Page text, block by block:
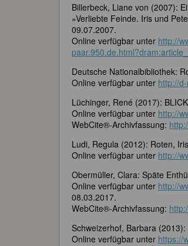
Billerbeck, Liane von (2007):
»Verliebte Feinde. Iris und
09.07.2007.
Online verfügbar unter http://
Deutsche Nationalbibliothek:
Online verfügbar unter http://
Lüchinger, René (2017):
Online verfügbar unter http://
WebCite®-Archivfassung:
Ludi, Regula (2012): Roten,
Online verfügbar unter http://
Obermüller, Clara: Späte
Online verfügbar unter http://
08.03.2017.
WebCite®-Archivfassung:
Schweizerhof, Barbara
Online verfügbar unter https://